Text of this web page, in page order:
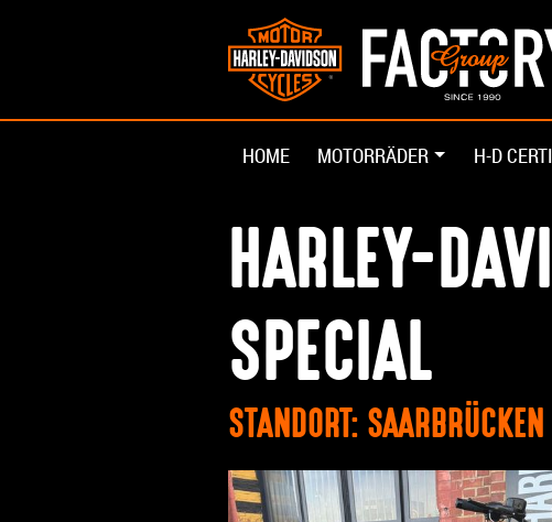
HOME MOTORRÄDER H-D
HARLEY-
SPECIAL
STANDORT: SAARBRÜCKEN